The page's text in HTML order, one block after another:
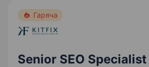
Гаряча
Senior SEO Specialist